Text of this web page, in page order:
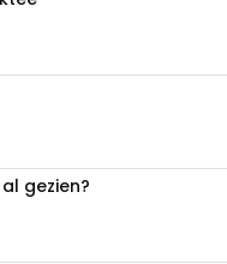
gezien?